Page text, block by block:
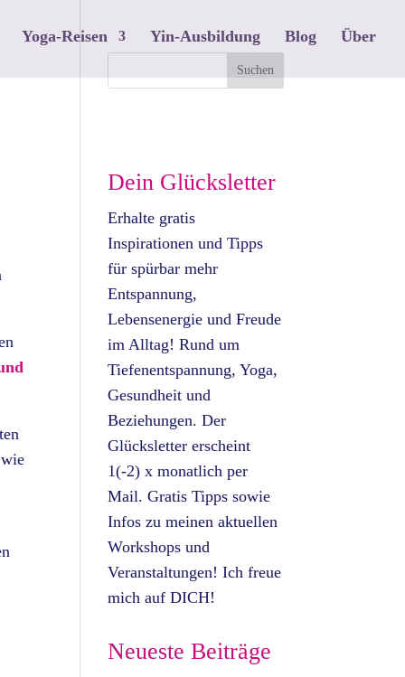
Yoga-Reisen Yin-Ausbildung Blog Über
Dein Glücksletter
Erhalte gratis
Inspirationen und Tipps
für spürbar mehr
Entspannung,
Lebensenergie und Freude
im Alltag! Rund um
Tiefenentspannung, Yoga,
Gesundheit und
Beziehungen. Der
Glücksletter erscheint
1(-2) x monatlich per
Mail. Gratis Tipps sowie
Infos zu meinen aktuellen
Workshops und
Veranstaltungen! Ich freue
mich auf DICH!
Neueste Beiträge